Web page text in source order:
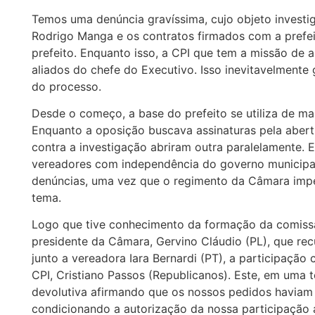
Temos uma denúncia gravíssima, cujo objeto
Rodrigo Manga e os contratos firmados com a
prefeito. Enquanto isso, a CPI que tem a missão de
aliados do chefe do Executivo. Isso
do processo.
Desde o começo, a base do prefeito se utiliza de
Enquanto a oposição buscava assinaturas pela
contra a investigação abriram outra paralelamente.
vereadores com independência do governo
denúncias, uma vez que o regimento da Câmara
tema.
Logo que tive conhecimento da formação da
presidente da Câmara, Gervino Cláudio (PL), que
junto a vereadora Iara Bernardi (PT), a
CPI, Cristiano Passos (Republicanos). Este, em
devolutiva afirmando que os nossos pedidos
condicionando a autorização da nossa